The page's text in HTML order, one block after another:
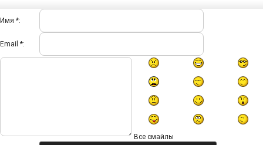
Имя *:
Email *:
Все смайлы